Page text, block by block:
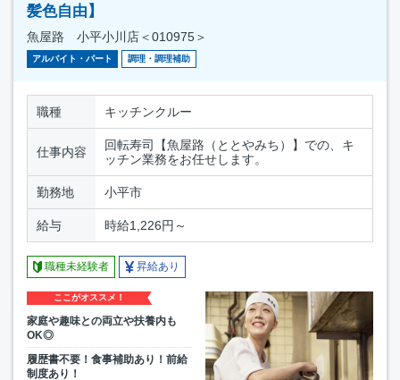
髪色自由】
魚屋路 小平小川店＜010975＞
アルバイト・パート 調理・調理補助
職種 キッチンクルー
仕事内容
回転寿司【魚屋路（ととやみち）】での、キ
ッチン業務をお任せします。
勤務地 小平市
給与 時給1,226円～
職種未経験者 昇給あり
ここがオススメ！
家庭や趣味との両立や扶養内も
OK◎
履歴書不要！食事補助あり！前給
制度あり！